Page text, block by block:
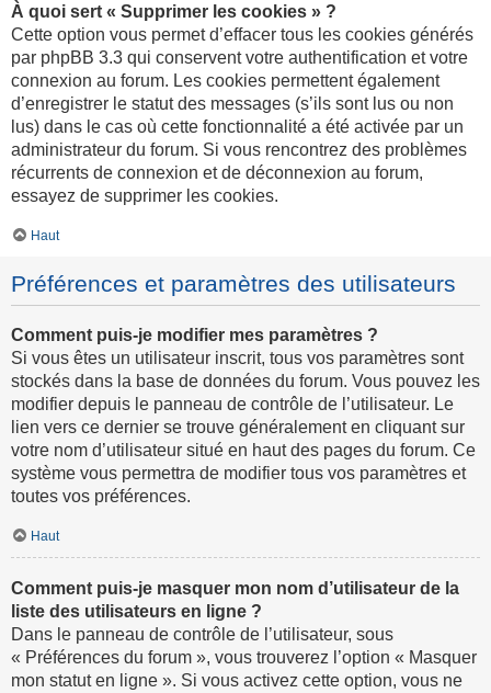
À quoi sert « Supprimer les cookies » ?
Cette option vous permet d’effacer tous les cookies générés
par phpBB 3.3 qui conservent votre authentification et votre
connexion au forum. Les cookies permettent également
d’enregistrer le statut des messages (s’ils sont lus ou non
lus) dans le cas où cette fonctionnalité a été activée par un
administrateur du forum. Si vous rencontrez des problèmes
récurrents de connexion et de déconnexion au forum,
essayez de supprimer les cookies.
Haut
Préférences et paramètres des utilisateurs
Comment puis-je modifier mes paramètres ?
Si vous êtes un utilisateur inscrit, tous vos paramètres sont
stockés dans la base de données du forum. Vous pouvez les
modifier depuis le panneau de contrôle de l’utilisateur. Le
lien vers ce dernier se trouve généralement en cliquant sur
votre nom d’utilisateur situé en haut des pages du forum. Ce
système vous permettra de modifier tous vos paramètres et
toutes vos préférences.
Haut
Comment puis-je masquer mon nom d’utilisateur de la
liste des utilisateurs en ligne ?
Dans le panneau de contrôle de l’utilisateur, sous
« Préférences du forum », vous trouverez l’option « Masquer
mon statut en ligne ». Si vous activez cette option, vous ne